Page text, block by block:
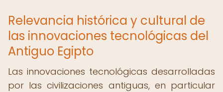
Relevancia histórica y cultural de
las innovaciones tecnológicas del
Antiguo Egipto
Las innovaciones tecnológicas desarrolladas
por las civilizaciones antiguas, en particular